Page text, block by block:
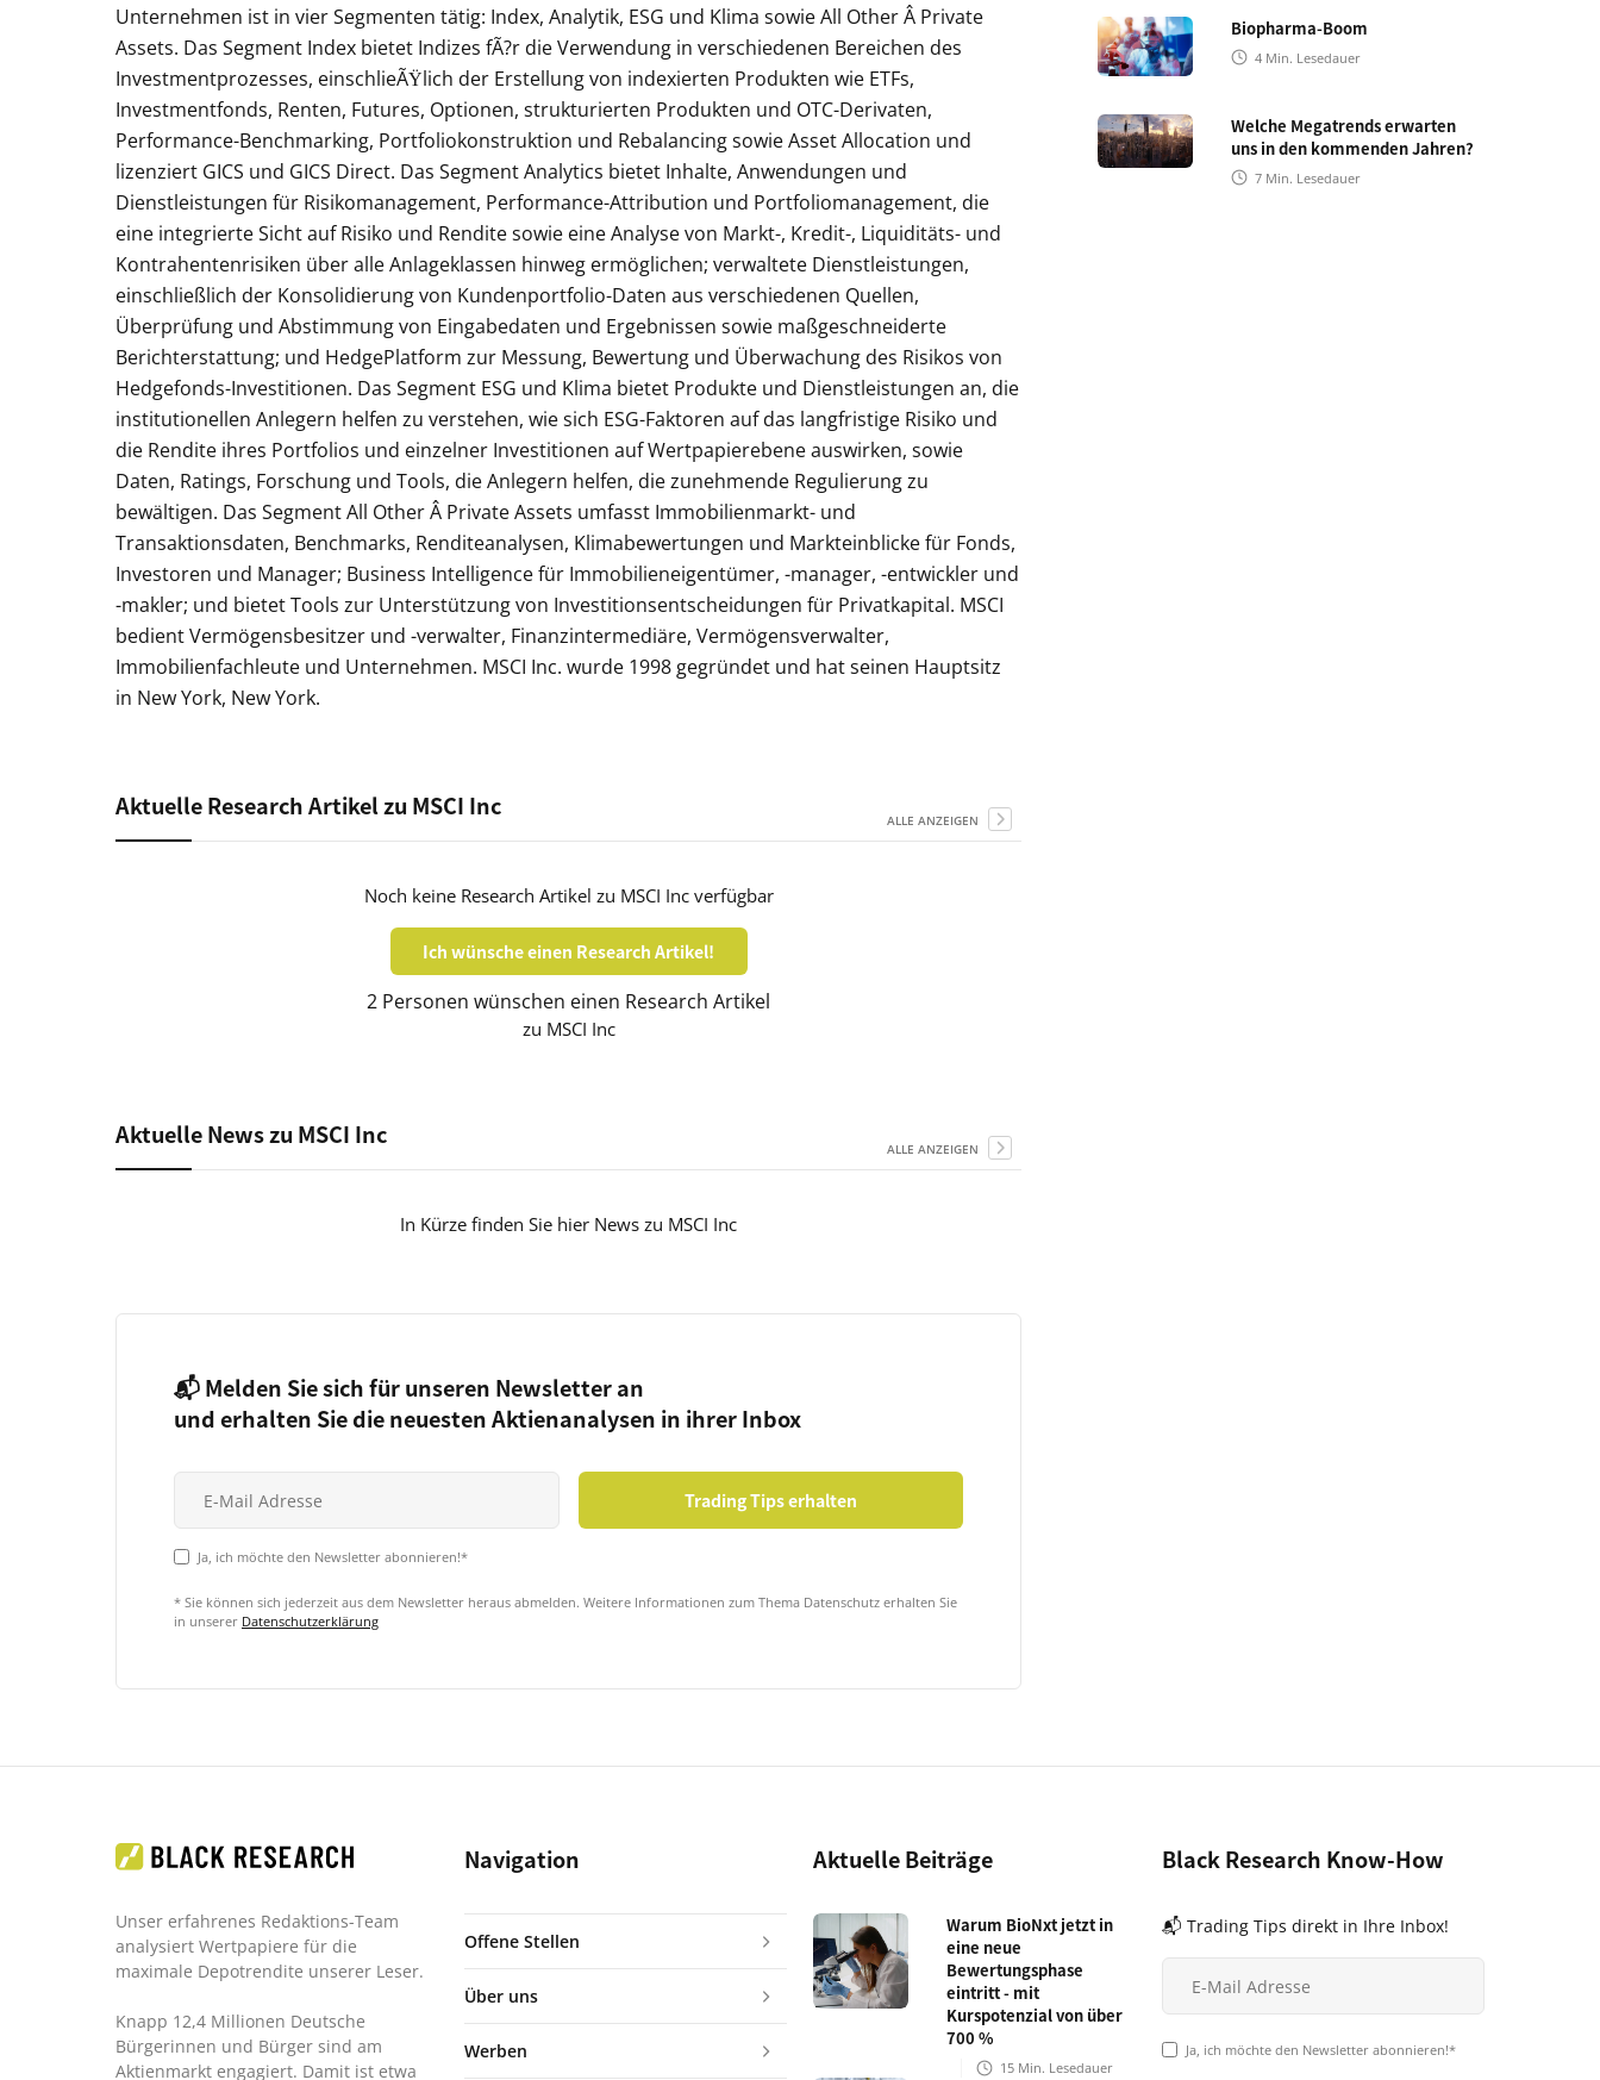
Unternehmen ist in vier Segmenten tätig: Index, Analytik, ESG und Klima sowie All Other Â Private
Assets. Das Segment Index bietet Indizes fÃ?r die Verwendung in verschiedenen Bereichen des
Investmentprozesses, einschlieÃŸlich der Erstellung von indexierten Produkten wie ETFs,
Investmentfonds, Renten, Futures, Optionen, strukturierten Produkten und OTC-Derivaten,
Performance-Benchmarking, Portfoliokonstruktion und Rebalancing sowie Asset Allocation und
lizenziert GICS und GICS Direct. Das Segment Analytics bietet Inhalte, Anwendungen und
Dienstleistungen für Risikomanagement, Performance-Attribution und Portfoliomanagement, die
eine integrierte Sicht auf Risiko und Rendite sowie eine Analyse von Markt-, Kredit-, Liquiditäts- und
Kontrahentenrisiken über alle Anlageklassen hinweg ermöglichen; verwaltete Dienstleistungen,
einschließlich der Konsolidierung von Kundenportfolio-Daten aus verschiedenen Quellen,
Überprüfung und Abstimmung von Eingabedaten und Ergebnissen sowie maßgeschneiderte
Berichterstattung; und HedgePlatform zur Messung, Bewertung und Überwachung des Risikos von
Hedgefonds-Investitionen. Das Segment ESG und Klima bietet Produkte und Dienstleistungen an, die
institutionellen Anlegern helfen zu verstehen, wie sich ESG-Faktoren auf das langfristige Risiko und
die Rendite ihres Portfolios und einzelner Investitionen auf Wertpapierebene auswirken, sowie
Daten, Ratings, Forschung und Tools, die Anlegern helfen, die zunehmende Regulierung zu
bewältigen. Das Segment All Other Â Private Assets umfasst Immobilienmarkt- und
Transaktionsdaten, Benchmarks, Renditeanalysen, Klimabewertungen und Markteinblicke für Fonds,
Investoren und Manager; Business Intelligence für Immobilieneigentümer, -manager, -entwickler und
-makler; und bietet Tools zur Unterstützung von Investitionsentscheidungen für Privatkapital. MSCI
bedient Vermögensbesitzer und -verwalter, Finanzintermediäre, Vermögensverwalter,
Immobilienfachleute und Unternehmen. MSCI Inc. wurde 1998 gegründet und hat seinen Hauptsitz
in New York, New York.
Aktuelle Research Artikel zu MSCI Inc ALLE ANZEIGEN
Noch keine Research Artikel zu MSCI Inc verfügbar
Ich wünsche einen Research Artikel!
2 Personen wünschen einen Research Artikel
zu MSCI Inc
Aktuelle News zu MSCI Inc ALLE ANZEIGEN
In Kürze finden Sie hier News zu MSCI Inc
📬 Melden Sie sich für unseren Newsletter an
und erhalten Sie die neuesten Aktienanalysen in ihrer Inbox
Ja, ich möchte den Newsletter abonnieren!*
* Sie können sich jederzeit aus dem Newsletter heraus abmelden. Weitere Informationen zum Thema Datenschutz erhalten Sie
in unserer Datenschutzerklärung
Biopharma-Boom
4 Min. Lesedauer
Welche Megatrends erwarten
uns in den kommenden Jahren?
7 Min. Lesedauer
Unser erfahrenes Redaktions-Team
analysiert Wertpapiere für die
maximale Depotrendite unserer Leser.
Knapp 12,4 Millionen Deutsche
Bürgerinnen und Bürger sind am
Aktienmarkt engagiert. Damit ist etwa
Navigation
Offene Stellen
Über uns
Werben
Aktuelle Beiträge
Warum BioNxt jetzt in
eine neue
Bewertungsphase
eintritt - mit
Kurspotenzial von über
700 %
15 Min. Lesedauer
Black Research Know-How
📬 Trading Tips direkt in Ihre Inbox!
Ja, ich möchte den Newsletter abonnieren!*